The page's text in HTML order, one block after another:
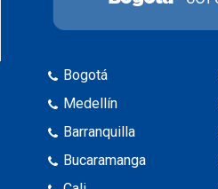
Bogotá
Medellín
Barranquilla
Bucaramanga